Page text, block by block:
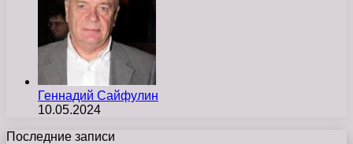
Геннадий Сайфулин
10.05.2024
Последние записи